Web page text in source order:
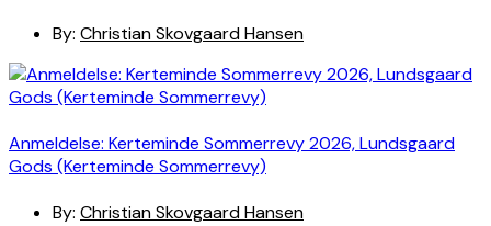
By: Christian Skovgaard Hansen
Anmeldelse: Kerteminde Sommerrevy 2026, Lundsgaard
Gods (Kerteminde Sommerrevy)
By: Christian Skovgaard Hansen